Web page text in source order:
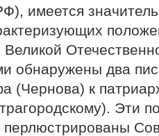
имеется
Великой
обнаружены два
(Чернова) к
Эти
перлюстрированы